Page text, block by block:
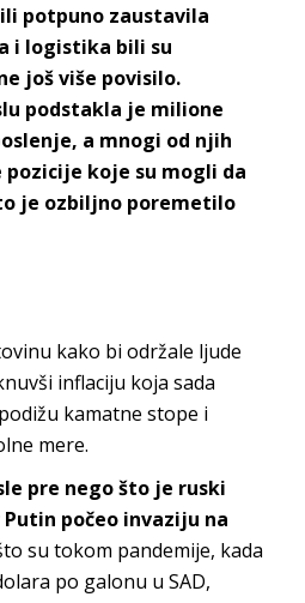
potpuno zaustavila
i logistika bili su
još više povisilo.
podstakla je milione
a mnogi od njih
koje su mogli da
je ozbiljno poremetilo
kako bi održale ljude
inflaciju koja sada
kamatne stope i
mere.
pre nego što je ruski
počeo invaziju na
su tokom pandemije, kada
po galonu u SAD,